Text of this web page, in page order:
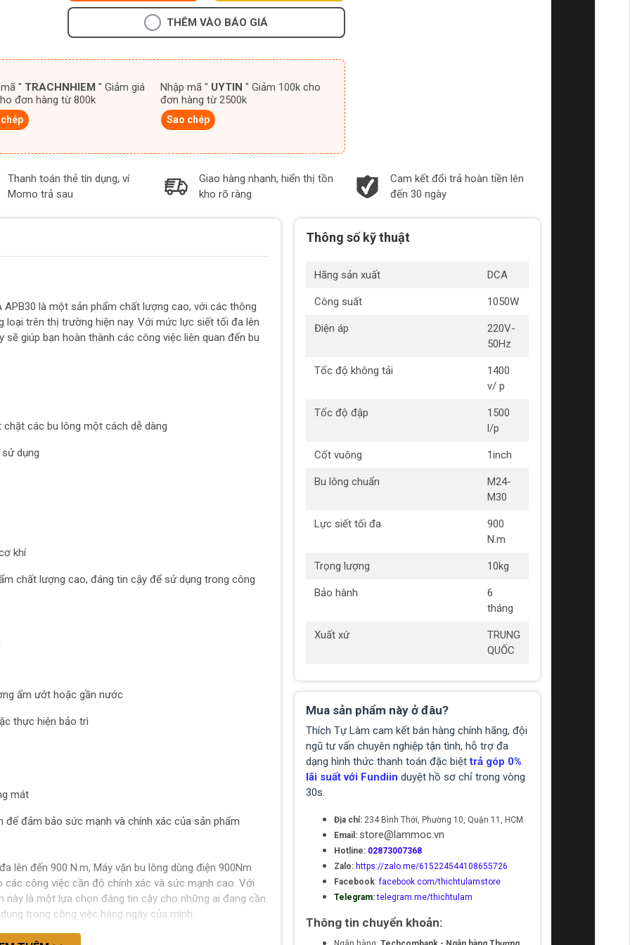
THÊM VÀO BÁO GIÁ
" TRACHNHIEM " Giảm giá
đơn hàng từ 800k
Nhập mã " UYTIN " Giảm 100k cho
đơn hàng từ 2500k
Sao chép
Thanh toán thẻ tín dụng, ví
Momo trả sau
Giao hàng nhanh, hiển thị tồn
kho rõ ràng
Cam kết đổi trả hoàn tiền lên
đến 30 ngày
APB30 là một sản phẩm chất lượng cao, với các thông
trên thị trường hiện nay. Với mức lực siết tối đa lên
giúp bạn hoàn thành các công việc liên quan đến bu
các bu lông một cách dễ dàng
dụng
khí
chất lượng cao, đáng tin cậy để sử dụng trong công
ẩm ướt hoặc gần nước
thực hiện bảo trì
mát
để đảm bảo sức mạnh và chính xác của sản phẩm
lên đến 900 N.m, Máy vặn bu lông dùng điện 900Nm
công việc cần độ chính xác và sức mạnh cao. Với
này là một lựa chọn đáng tin cậy cho những ai đang cần
trong công việc hàng ngày của mình.
Thông số kỹ thuật
Hãng sản xuất DCA
Công suất 1050W
Điện áp
220V-
50Hz
Tốc độ không tải
1400
v/ p
Tốc độ đập
1500
l/p
Cốt vuông 1inch
Bu lông chuẩn
M24-
M30
Lực siết tối đa
900
N.m
Trọng lượng 10kg
Bảo hành
6
tháng
Xuất xứ
TRUNG
QUỐC
Mua sản phẩm này ở đâu?
Thích Tự Làm cam kết bán hàng chính hãng, đội
ngũ tư vấn chuyên nghiệp tận tình, hỗ trợ đa
dạng hình thức thanh toán đặc biệttrả góp 0%
lãi suất với Fundiin duyệt hồ sơ chỉ trong vòng
30s.
Địa chỉ: 234 Bình Thới, Phường 10, Quận 11, HCM
Email: store@lammoc.vn
Hotline: 02873007368
Zalo: https://zalo.me/615224544108655726
Facebook:facebook.com/thichtulamstore
Telegram: telegram.me/thichtulam
Thông tin chuyển khoản: